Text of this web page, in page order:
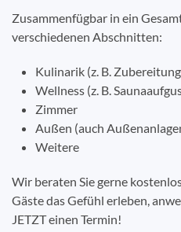
Zusammenfügbar in ein
verschiedenen Abschnitten:
Kulinarik (z. B.
Wellness (z. B.
Zimmer
Außen (auch
Weitere
Wir beraten Sie gerne
Gäste das Gefühl erleben,
JETZT einen Termin!